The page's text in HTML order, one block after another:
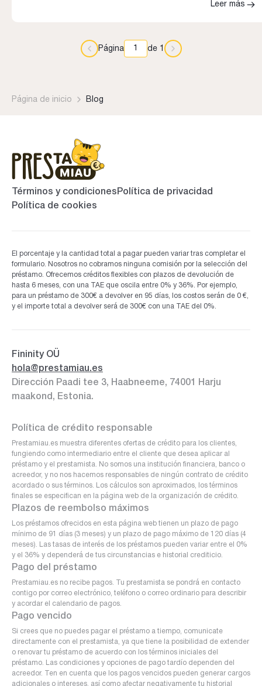
Leer más
Página de 1
Página de inicio Blog
Términos y condiciones Política de privacidad
Política de cookies
El porcentaje y la cantidad total a pagar pueden variar tras completar el
formulario. Nosotros no cobramos ninguna comisión por la selección del
préstamo. Ofrecemos créditos flexibles con plazos de devolución de
hasta 6 meses, con una TAE que oscila entre 0% y 36%. Por ejemplo,
para un préstamo de 300€ a devolver en 95 días, los costos serán de 0 €,
y el importe total a devolver será de 300€ con una TAE del 0%.
Fininity OÜ
hola@prestamiau.es
Dirección Paadi tee 3, Haabneeme, 74001 Harju
maakond, Estonia.
Política de crédito responsable
Prestamiau.es muestra diferentes ofertas de crédito para los clientes,
fungiendo como intermediario entre el cliente que desea aplicar al
préstamo y el prestamista. No somos una institución financiera, banco o
acreedor, y no nos hacemos responsables de ningún contrato de crédito
acordado o sus términos. Los cálculos son aproximados, los términos
finales se especifican en la página web de la organización de crédito.
Plazos de reembolso máximos
Los préstamos ofrecidos en esta página web tienen un plazo de pago
mínimo de 91 días (3 meses) y un plazo de pago máximo de 120 días (4
meses). Las tasas de interés de los préstamos pueden variar entre el 0%
y el 36% y dependerá de tus circunstancias e historial crediticio.
Pago del préstamo
Prestamiau.es no recibe pagos. Tu prestamista se pondrá en contacto
contigo por correo electrónico, teléfono o correo ordinario para describir
y acordar el calendario de pagos.
Pago vencido
Si crees que no puedes pagar el préstamo a tiempo, comunicate
directamente con el prestamista, ya que tiene la posibilidad de extender
o renovar tu préstamo de acuerdo con los términos iniciales del
préstamo. Las condiciones y opciones de pago tardío dependen del
acreedor. Ten en cuenta que los pagos vencidos pueden generar cargos
adicionales o intereses, así como afectar negativamente tu historial